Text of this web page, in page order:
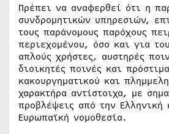
Πρέπει να αναφερθεί ότι η
συνδρομητικών υπηρεσιών,
τους παράνομους παρόχους
περιεχομένου, όσο και για
απλούς χρήστες, αυστηρές
διοικητές ποινές και
κακουργηματικού και
χαρακτήρα αντίστοιχα, με
προβλέψεις από την Ελληνική
Ευρωπαϊκή νομοθεσία.